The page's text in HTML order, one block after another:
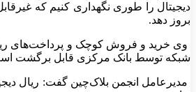
دیجیتال را طوری نگهداری کنیم که
بروز دهد.
وی خرید و فروش کوچک و پرداخت‌های ریز
شبکه توسط بانک مرکزی قابل‌ برگشت
مدیرعامل انجمن بلاک‌چین گفت: ریال